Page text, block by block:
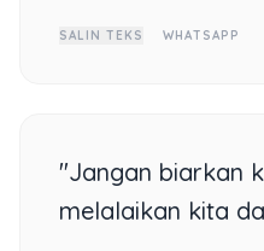
SALIN TEKS WHATSAPP
"Jangan biarkan
melalaikan kita